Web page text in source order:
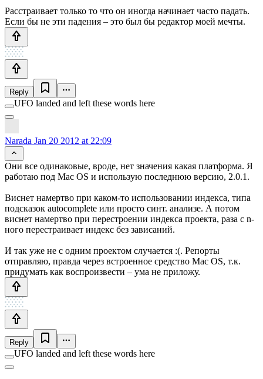
Расстраивает только то что он иногда начинает часто падать.
Если бы не эти падения – это был бы редактор моей мечты.
Reply
UFO landed and left these words here
Narada Jan 20 2012 at 22:09
Они все одинаковые, вроде, нет значения какая платформа. Я
работаю под Mac OS и использую последнюю версию, 2.0.1.
Виснет намертво при каком-то использовании индекса, типа
подсказок autocomplete или просто синт. анализе. А потом
виснет намертво при перестроении индекса проекта, раза с n-
ного перестраивает индекс без зависаний.
И так уже не с одним проектом случается :(. Репорты
отправляю, правда через встроенное средство Mac OS, т.к.
придумать как воспроизвести – ума не приложу.
Reply
UFO landed and left these words here